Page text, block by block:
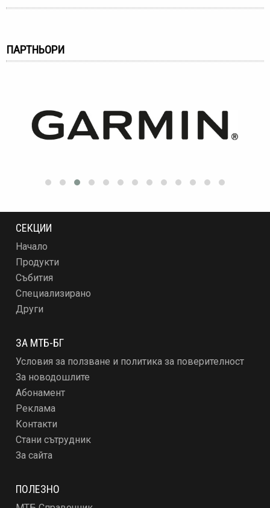
ПАРТНЬОРИ
СЕКЦИИ
Начало
Продукти
Събития
Специализирано
Други
ЗА МТБ-БГ
Условия за ползване и политика за поверителност
За новодошлите
Абонамент
Реклама
Контакти
Стани сътрудник
За сайта
ПОЛЕЗНО